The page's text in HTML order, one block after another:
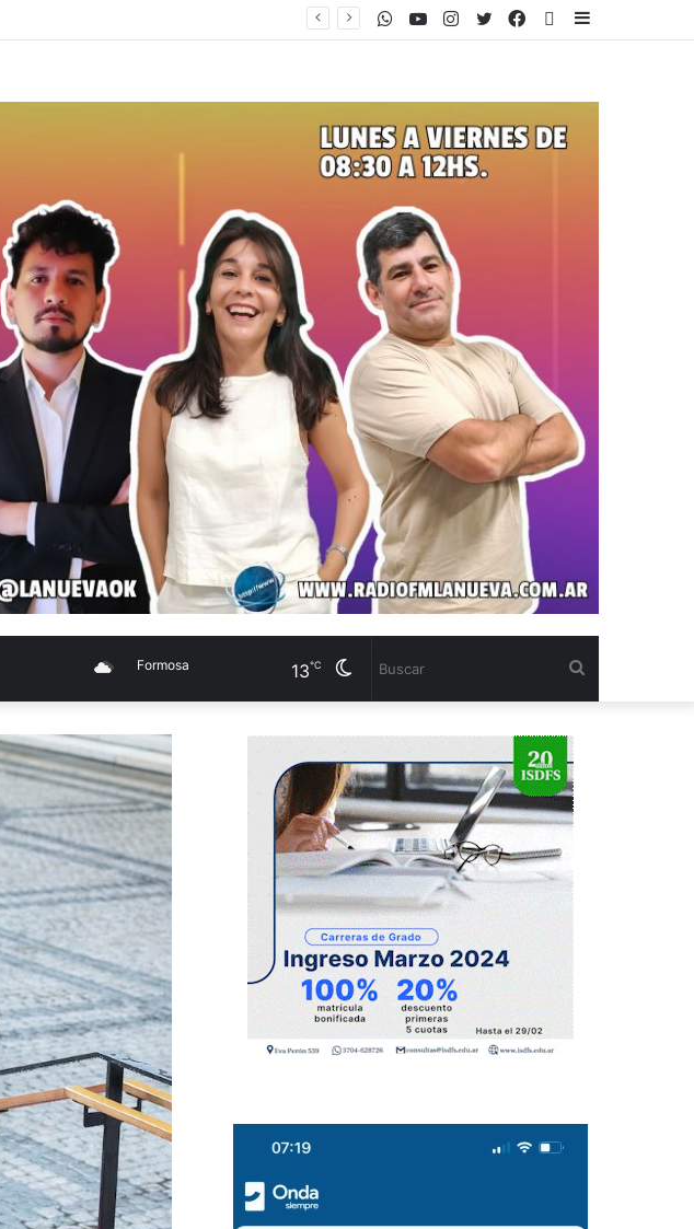
PlayStore
Facebook
Twitter
Instagram
Youtube
WhatsApp
Cambiar
modo
Formosa 13℃